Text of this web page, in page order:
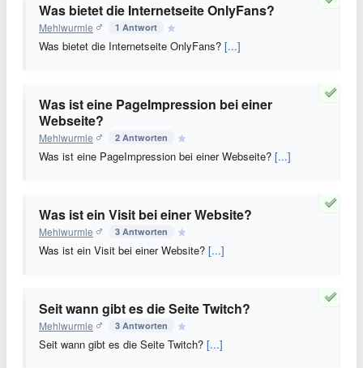
Was bietet die Internetseite OnlyFans?
Mehlwurmle 1 Antwort
Was bietet die Internetseite OnlyFans? [...]
Was ist eine PageImpression bei einer
Webseite?
Mehlwurmle 2 Antworten
Was ist eine PageImpression bei einer Webseite? [...]
Was ist ein Visit bei einer Website?
Mehlwurmle 3 Antworten
Was ist ein Visit bei einer Website? [...]
Seit wann gibt es die Seite Twitch?
Mehlwurmle 3 Antworten
Seit wann gibt es die Seite Twitch? [...]